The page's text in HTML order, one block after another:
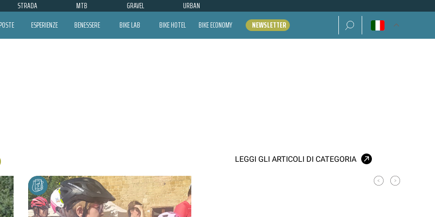
STRADA MTB GRAVEL URBAN
ESPERIENZE BENESSERE BIKE LAB BIKE HOTEL BIKE ECONOMY NEWSLETTER Ricerca per:
LEGGI GLI ARTICOLI DI CATEGORIA